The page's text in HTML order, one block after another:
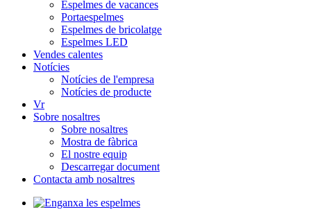
Espelmes de vacances
Portaespelmes
Espelmes de bricolatge
Espelmes LED
Vendes calentes
Notícies
Notícies de l'empresa
Notícies de producte
Vr
Sobre nosaltres
Sobre nosaltres
Mostra de fàbrica
El nostre equip
Descarregar document
Contacta amb nosaltres